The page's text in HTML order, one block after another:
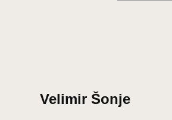
Velimir Šonje